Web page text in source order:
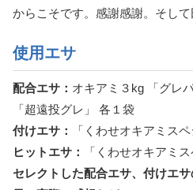
からこそです。感謝感謝。そして
使用エサ
配合エサ： オキアミ３kg 「グレ
「超遠投グレ」 各１袋
付けエサ：
「くわせオキアミスペ
ヒットエサ：
「くわせオキアミ
セレクトした配合エサ、付けエ